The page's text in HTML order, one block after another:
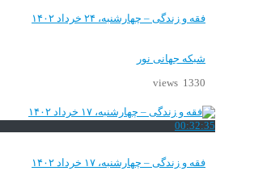
فقه و زندگی – چهارشنبه، ۲۴ خرداد ۱۴۰۲
شبکه جهانی نور
1330 views
00:32:35
فقه و زندگی – چهارشنبه، ۱۷ خرداد ۱۴۰۲